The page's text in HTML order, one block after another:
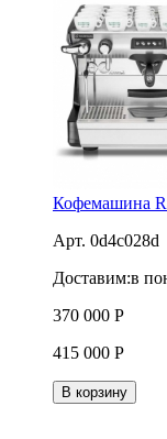
Кофемашина
Арт. 0d4c028d
Доставим:в
370 000 Р
415 000 Р
В корзину